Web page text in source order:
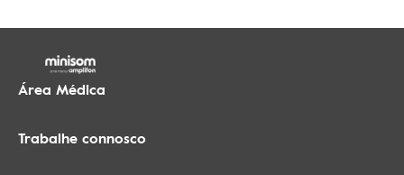
Área Médica
Trabalhe connosco